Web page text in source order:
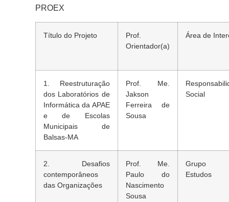
PROEX
Título do Projeto
Prof.
Orientador(a)
Área de
1. Reestruturação
dos Laboratórios de
Informática da APAE
e de Escolas
Municipais de
Balsas-MA
Prof. Me.
Jakson
Ferreira de
Sousa
Social
2. Desafios
contemporâneos
das Organizações
Prof. Me.
Paulo do
Nascimento
Sousa
Grupo
Estudos